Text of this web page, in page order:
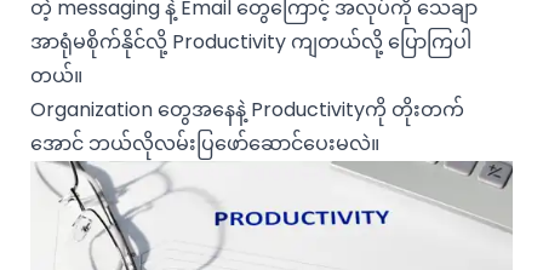
တဲ့ messaging နဲ့ Email တွေကြောင့် အလုပ်ကို သေချာ
အာရုံမစိုက်နိုင်လို့ Productivity ကျတယ်လို့ ပြောကြပါ
တယ်။
Organization တွေအနေနဲ့ Productivityကို တိုးတက်
အောင် ဘယ်လိုလမ်းပြဖော်ဆောင်ပေးမလဲ။